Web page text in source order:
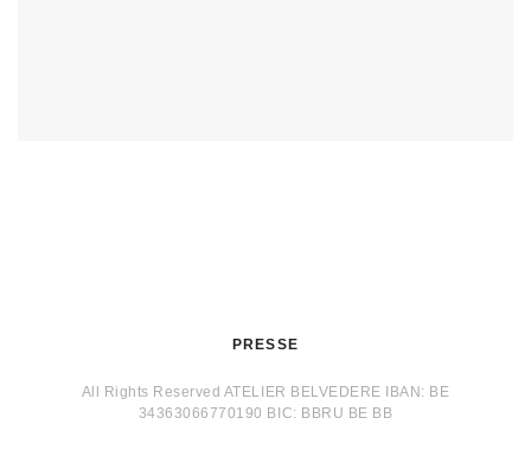
PRESSE
All Rights Reserved ATELIER BELVEDERE IBAN: BE
34363066770190 BIC: BBRU BE BB